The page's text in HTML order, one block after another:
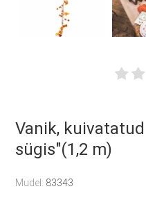
Vanik,
sügis"(1,2 m)
Mudel: 83343